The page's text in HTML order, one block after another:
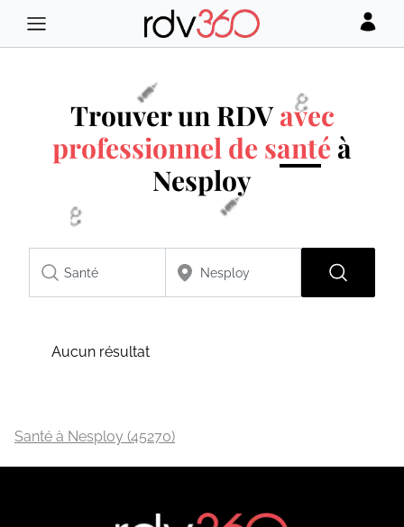
Trouver un RDVavec
professionnel de santé à
Nesploy
Aucun résultat
Santé à Nesploy (45270)